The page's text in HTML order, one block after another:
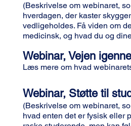
(Beskrivelse om webinaret,
hverdagen, der kaster
vedligeholdes. Få viden om
medicinsk, og hvad du og
Webinar, Vejen
Læs mere om hvad
Webinar, Støtte til
(Beskrivelse om webinaret,
hvad enten det er fysisk eller